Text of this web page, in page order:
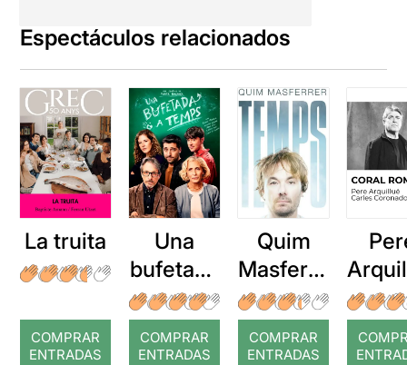
Espectáculos relacionados
La truita
COMPRAR
ENTRADAS
Una
bufetada
a temps
COMPRAR
ENTRADAS
Quim
Masferre
r: Temps
COMPRAR
ENTRADAS
: